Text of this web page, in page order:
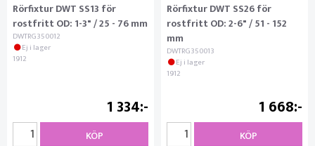
Rörfixtur DWT SS13 för
rostfritt OD: 1-3" / 25 - 76 mm
DWTRG350012
Ej i lager
1912
1 334
KÖP
Rörfixtur DWT SS26 för
rostfritt OD: 2-6" / 51 - 152
mm
DWTRG350013
Ej i lager
1912
1 668
KÖP